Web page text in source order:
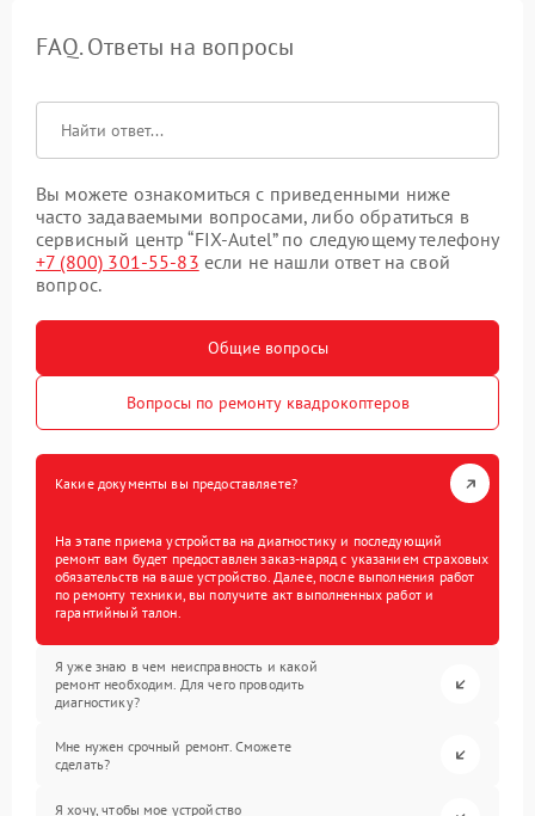
FAQ. Ответы на вопросы
Вы можете ознакомиться с приведенными ниже
часто задаваемыми вопросами, либо обратиться в
сервисный центр “FIX-Autel” по следующему телефону
+7 (800) 301-55-83 если не нашли ответ на свой
вопрос.
Общие вопросы
Вопросы по ремонту квадрокоптеров
Какие документы вы предоставляете?
На этапе приема устройства на диагностику и последующий
ремонт вам будет предоставлен заказ-наряд с указанием страховых
обязательств на ваше устройство. Далее, после выполнения работ
по ремонту техники, вы получите акт выполненных работ и
гарантийный талон.
Я уже знаю в чем неисправность и какой
ремонт необходим. Для чего проводить
диагностику?
Мне нужен срочный ремонт. Сможете
сделать?
Я хочу, чтобы мое устройство